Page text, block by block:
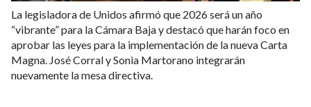
La legisladora de Unidos afirmó que 2026 será un año
“vibrante” para la Cámara Baja y destacó que harán foco en
aprobar las leyes para la implementación de la nueva Carta
Magna. José Corral y Sonia Martorano integrarán
nuevamente la mesa directiva.